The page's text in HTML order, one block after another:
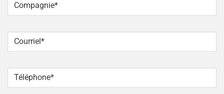
Courriel *
Téléphone